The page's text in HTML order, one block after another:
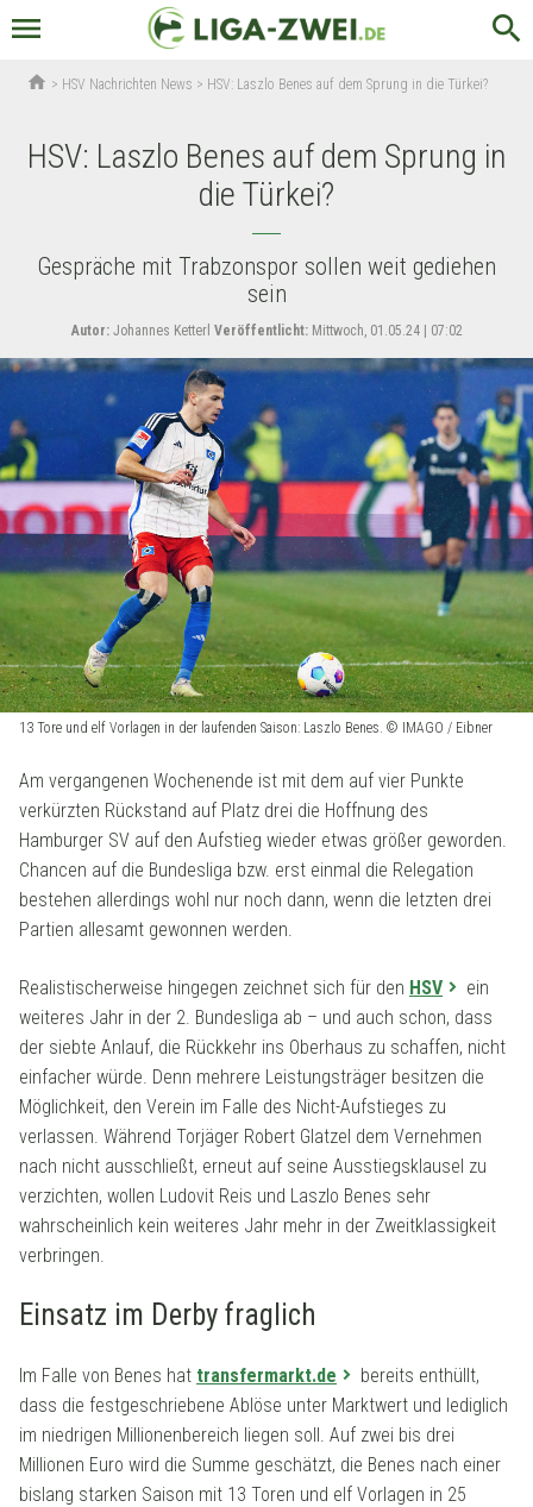
menu search
home > HSV Nachrichten News > HSV: Laszlo Benes auf dem Sprung in die Türkei?
HSV: Laszlo Benes auf dem Sprung in
die Türkei?
Gespräche mit Trabzonspor sollen weit gediehen
sein
Autor:Johannes Ketterl Veröffentlicht:Mittwoch, 01.05.24 | 07:02
13 Tore und elf Vorlagen in der laufenden Saison: Laszlo Benes. © IMAGO / Eibner
Am vergangenen Wochenende ist mit dem auf vier Punkte
verkürzten Rückstand auf Platz drei die Hoffnung des
Hamburger SV auf den Aufstieg wieder etwas größer geworden.
Chancen auf die Bundesliga bzw. erst einmal die Relegation
bestehen allerdings wohl nur noch dann, wenn die letzten drei
Partien allesamt gewonnen werden.
Realistischerweise hingegen zeichnet sich für den HSV
ein
weiteres Jahr in der 2. Bundesliga ab – und auch schon, dass
der siebte Anlauf, die Rückkehr ins Oberhaus zu schaffen, nicht
einfacher würde. Denn mehrere Leistungsträger besitzen die
Möglichkeit, den Verein im Falle des Nicht-Aufstieges zu
verlassen. Während Torjäger Robert Glatzel dem Vernehmen
nach nicht ausschließt, erneut auf seine Ausstiegsklausel zu
verzichten, wollen Ludovit Reis und Laszlo Benes sehr
wahrscheinlich kein weiteres Jahr mehr in der Zweitklassigkeit
verbringen.
Einsatz im Derby fraglich
Im Falle von Benes hat transfermarkt.de
bereits enthüllt,
dass die festgeschriebene Ablöse unter Marktwert und lediglich
im niedrigen Millionenbereich liegen soll. Auf zwei bis drei
Millionen Euro wird die Summe geschätzt, die Benes nach einer
bislang starken Saison mit 13 Toren und elf Vorlagen in 25